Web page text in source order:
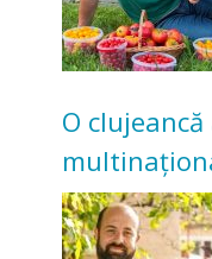
O
Acum
bunicilor